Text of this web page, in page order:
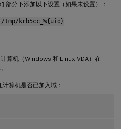
部分下添加以下设置（如果未设置）：
tmp/krb5cc_%{uid}
算机（Windows 和 Linux VDA）在
计算机是否已加入域：